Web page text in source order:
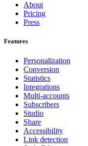
About
Pricing
Press
Features
Personalization
Conversion
Statistics
Integrations
Multi-accounts
Subscribers
Studio
Share
Accessibility
Link detection